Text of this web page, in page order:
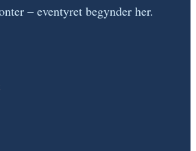
– eventyret begynder her.